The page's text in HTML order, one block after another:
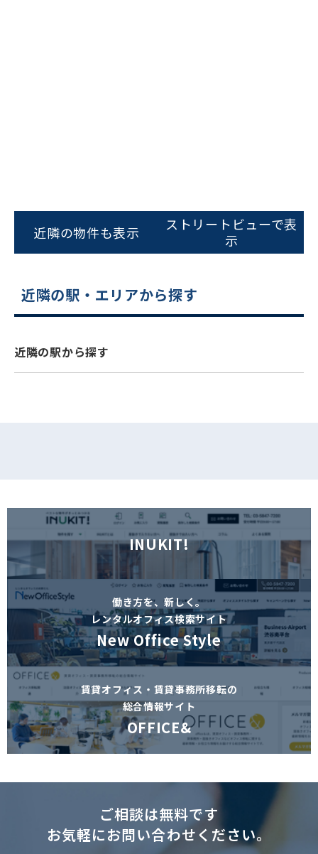
0120-620-213
近隣の物件も表示
ストリートビューで表
示
近隣の駅・エリアから探す
近隣の駅から探す
INUKIT!
働き方を、新しく。
レンタルオフィス検索サイト
New Office Style
賃貸オフィス・賃貸事務所移転の
総合情報サイト
OFFICE&
ご相談は無料です
お気軽にお問い合わせください。